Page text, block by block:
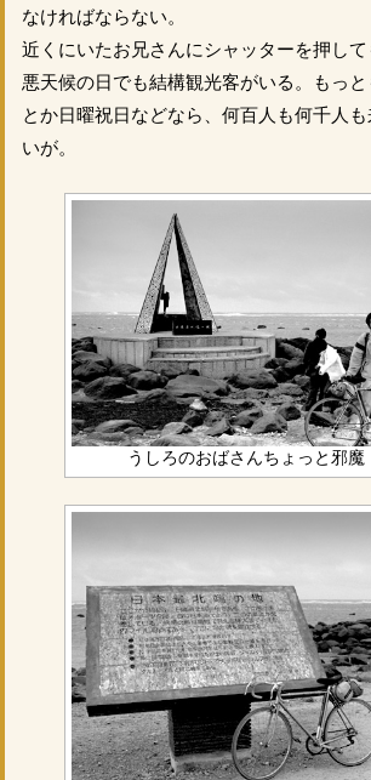
なければならない。
近くにいたお兄さんにシャッターを押し
悪天候の日でも結構観光客がいる。もっ
とか日曜祝日などなら、何百人も何千人
いが。
うしろのおばさんちょっと邪魔